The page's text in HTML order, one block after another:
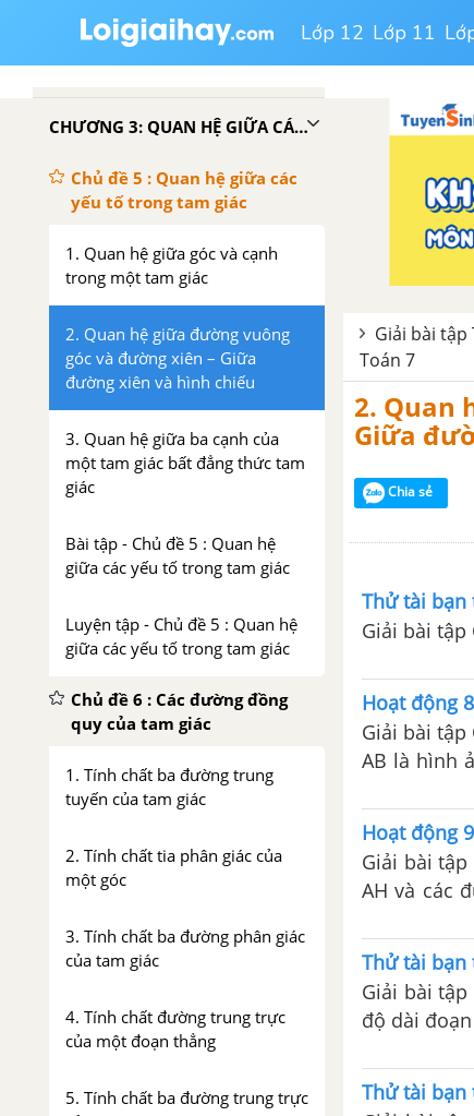
Lớp 12 Lớp 11
Bài tập - Chủ đề 11 : Đa thức
CHƯƠNG 3: QUAN HỆ GIỮA CÁC YẾU TỐ TRONG TAM GIÁC – CÁC ĐƯỜNG ĐỒNG QUY CỦA TAM GIÁC
Chủ đề 5 : Quan hệ giữa các
yếu tố trong tam giác
1. Quan hệ giữa góc và cạnh
trong một tam giác
2. Quan hệ giữa đường vuông
góc và đường xiên – Giữa
đường xiên và hình chiếu
3. Quan hệ giữa ba cạnh của
một tam giác bất đẳng thức tam
giác
Bài tập - Chủ đề 5 : Quan hệ
giữa các yếu tố trong tam giác
Luyện tập - Chủ đề 5 : Quan hệ
giữa các yếu tố trong tam giác
Chủ đề 6 : Các đường đồng
quy của tam giác
1. Tính chất ba đường trung
tuyến của tam giác
2. Tính chất tia phân giác của
một góc
3. Tính chất ba đường phân giác
của tam giác
4. Tính chất đường trung trực
của một đoạn thẳng
5. Tính chất ba đường trung trực
Giải bài
Toán 7
2. Quan
Giữa
Chia sẻ
Thử tài bạn
Giải bài
Hoạt động
Giải bài tập
AB là hình
Hoạt động
Giải bài
AH và các
AC rồi rút
trong một
Thử tài bạn
Giải bài
độ dài
Thử tài bạn